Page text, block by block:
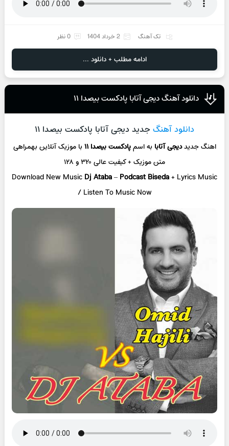
تک آهنگ 2 خرداد 1404 0 نظر
ادامه مطلب + دانلود ...
دانلود آهنگ دیجی آتابا پادکست بیصدا ۱۱
دانلود آهنگ جدید دیجی آتابا پادکست بیصدا ۱۱
اهنگ جدیددیجی آتابابه اسمپادکست بیصدا ۱۱ با موزیک آنلاینبهمراهی
متن موزیک + کیفیت عالی ۳۲۰ و ۱۲۸
Download New Music Dj Ataba– Podcast Biseda+ Lyrics Music
/ Listen To Music Now